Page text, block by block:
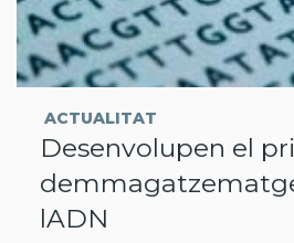
ACTUALITAT
Desenvolupen el
lADN